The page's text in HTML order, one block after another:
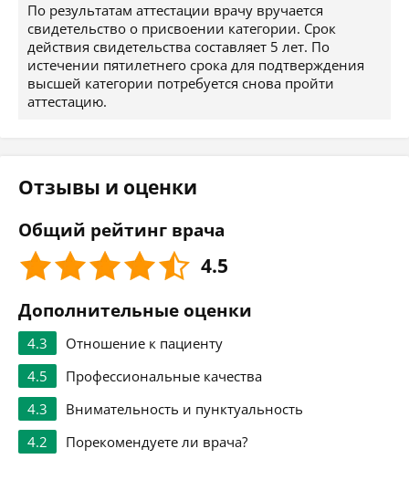
По результатам аттестации врачу вручается
свидетельство о присвоении категории. Срок
действия свидетельства составляет 5 лет. По
истечении пятилетнего срока для подтверждения
высшей категории потребуется снова пройти
аттестацию.
Отзывы и оценки
Общий рейтинг врача
4.5
Дополнительные оценки
4.3
Отношение к пациенту
4.5
Профессиональные качества
4.3
Внимательность и пунктуальность
4.2
Порекомендуете ли врача?